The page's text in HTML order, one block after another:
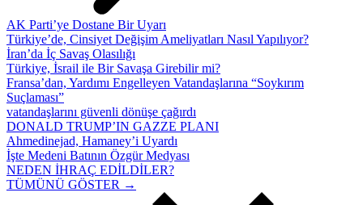
AK Parti’ye Dostane Bir Uyarı
Türkiye’de, Cinsiyet Değişim Ameliyatları Nasıl Yapılıyor?
İran’da İç Savaş Olasılığı
Türkiye, İsrail ile Bir Savaşa Girebilir mi?
Fransa’dan, Yardımı Engelleyen Vatandaşlarına “Soykırım
Suçlaması”
vatandaşlarını güvenli dönüşe çağırdı
DONALD TRUMP’IN GAZZE PLANI
Ahmedinejad, Hamaney’i Uyardı
İşte Medeni Batının Özgür Medyası
NEDEN İHRAÇ EDİLDİLER?
TÜMÜNÜ GÖSTER →